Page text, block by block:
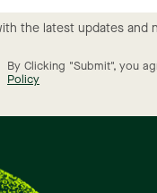
the latest updates and
By Clicking "Submit", you
Policy